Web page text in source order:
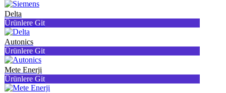
Delta
Ürünlere Git
Autonics
Ürünlere Git
Mete Enerji
Ürünlere Git